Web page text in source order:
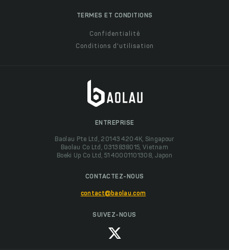
TERMES ET CONDITIONS
Confidentialité
Conditions d'utilisation
ENTREPRISE
Baolau Pte Ltd, 201434204K, Singapour
Baolau Co Ltd, 0313838015, Vietnam
Boeki Up Co Ltd, 5140001101308, Japon
CONTACTEZ-NOUS
contact@baolau.com
SUIVEZ-NOUS